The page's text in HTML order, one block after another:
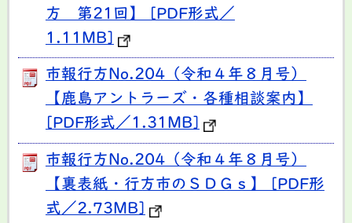
方 第21回】 [PDF形式／
1.11MB]
市報行方No.204（令和４年８月号）
【鹿島アントラーズ・各種相談案内】
[PDF形式／1.31MB]
市報行方No.204（令和４年８月号）
【裏表紙・行方市のＳＤＧｓ】 [PDF形
式／2.73MB]